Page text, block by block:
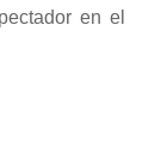
en el